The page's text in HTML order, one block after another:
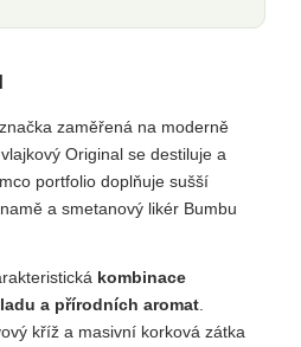
zaměřená na moderně
Original se destiluje a
portfolio doplňuje sušší
a smetanový likér Bumbu
kombinace
a přírodních aromat
kříž a masivní korková zátka